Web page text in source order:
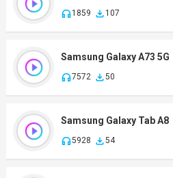
1859 107
Samsung Galaxy A73 5G
7572 50
Samsung Galaxy Tab A8
5928 54